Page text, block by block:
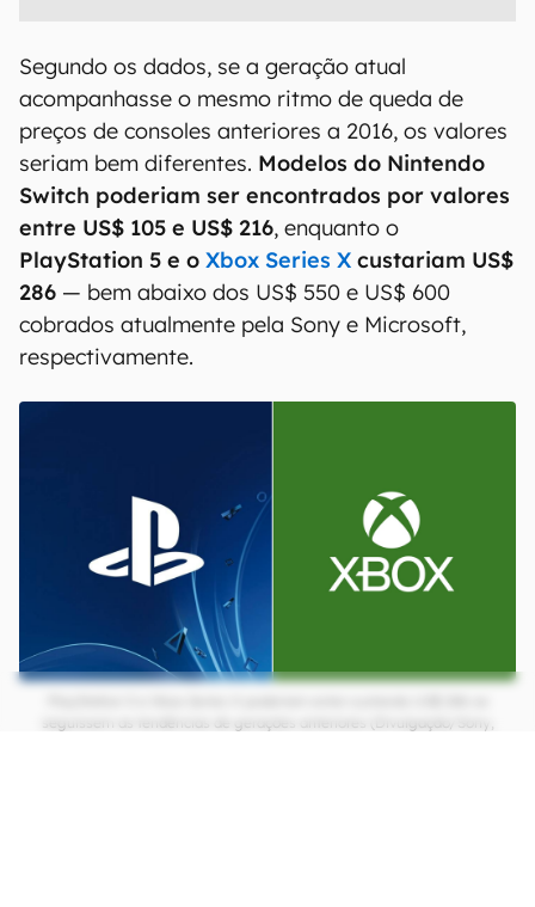
Segundo os dados, se a geração atual
acompanhasse o mesmo ritmo de queda de
preços de consoles anteriores a 2016, os valores
seriam bem diferentes. Modelos do Nintendo
Switch poderiam ser encontrados por valores
entre US$ 105 e US$ 216, enquanto o
PlayStation 5 e o Xbox Series X custariam US$
286 — bem abaixo dos US$ 550 e US$ 600
cobrados atualmente pela Sony e Microsoft,
respectivamente.
seguissem as tendências de gerações anteriores (Divulgação/Sony,